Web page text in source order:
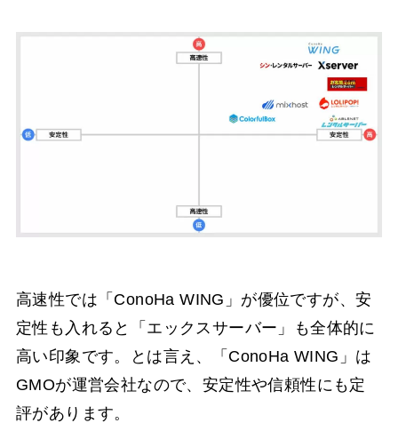
高速性では「ConoHa WING」が優位ですが、安
定性も入れると「エックスサーバー」も全体的に
高い印象です。とは言え、「ConoHa WING」は
GMOが運営会社なので、安定性や信頼性にも定
評があります。